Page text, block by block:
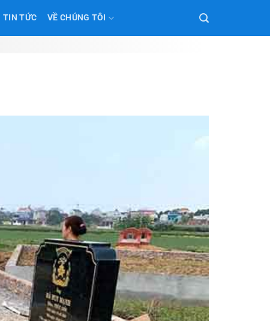
TIN TỨC VỀ CHÚNG TÔI